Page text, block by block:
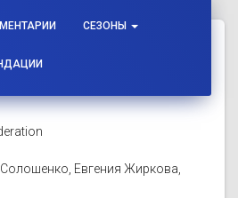
СЕЗОНЫ
Евгения Жиркова,